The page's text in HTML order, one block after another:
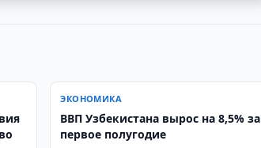
ЭКОНОМИКА
ВВП Узбекистана вырос на 8,5% за
первое полугодие